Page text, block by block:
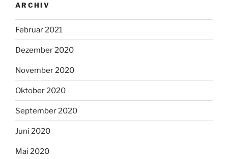
ARCHIV
Februar 2021
Dezember 2020
November 2020
Oktober 2020
September 2020
Juni 2020
Mai 2020